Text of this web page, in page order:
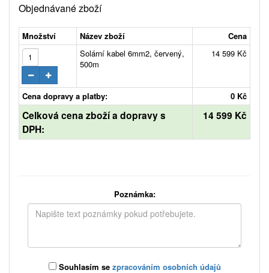
Objednávané zboží
Množství Název zboží
Cena
Solární kabel 6mm2, červený,
500m
14 599 Kč
Cena dopravy a platby: 0 Kč
Celková cena zboží a dopravy s
DPH:
14 599 Kč
Poznámka:
Souhlasím se zpracováním osobních údajů